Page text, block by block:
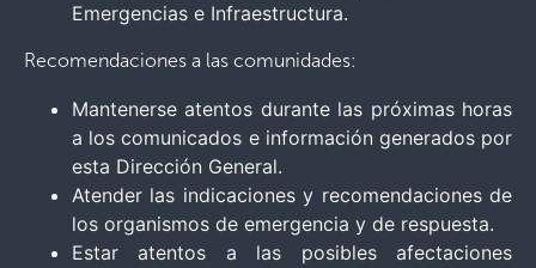
Emergencias e Infraestructura.
Recomendaciones a las comunidades:
Mantenerse atentos durante las próximas horas
a los comunicados e información generados por
esta Dirección General.
Atender las indicaciones y recomendaciones de
los organismos de emergencia y de respuesta.
Estar atentos a las posibles afectaciones